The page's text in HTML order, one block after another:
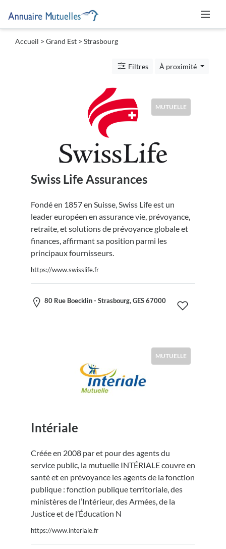
Accueil > Grand Est > Strasbourg
Filtres À proximité
MUTUELLE
Swiss Life Assurances
Fondé en 1857 en Suisse, Swiss Life est un
leader européen en assurance vie, prévoyance,
retraite, et solutions de prévoyance globale et
finances, affirmant sa position parmi les
principaux fournisseurs.
https://www.swisslife.fr
80 Rue Boecklin - Strasbourg, GES 67000
MUTUELLE
Intériale
Créée en 2008 par et pour des agents du
service public, la mutuelle INTÉRIALE couvre en
santé et en prévoyance les agents de la fonction
publique : fonction publique territoriale, des
ministères de l’Intérieur, des Armées, de la
Justice et de l’Éducation N
https://www.interiale.fr